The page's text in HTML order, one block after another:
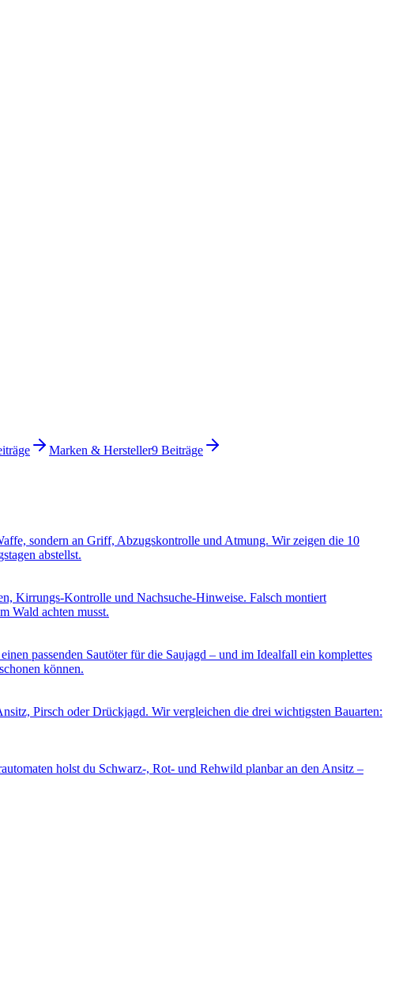
Marken & Hersteller9 Beiträge
sondern an Griff, Abzugskontrolle und Atmung. Wir zeigen die 10
abstellst.
Kirrungs-Kontrolle und Nachsuche-Hinweise. Falsch montiert
Wald achten musst.
passenden Sautöter für die Saujagd – und im Idealfall ein komplettes
können.
Pirsch oder Drückjagd. Wir vergleichen die drei wichtigsten Bauarten:
holst du Schwarz-, Rot- und Rehwild planbar an den Ansitz –